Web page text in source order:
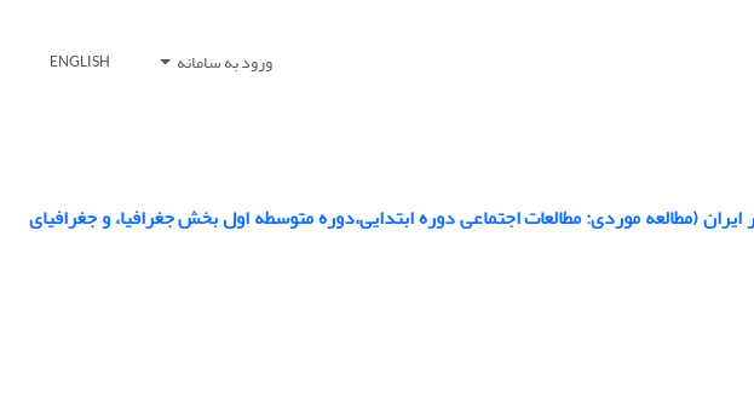
ورود به سامانه ENGLISH
(مطالعه موردی: مطالعات اجتماعی دوره ابتدایی،دوره متوسطه اول بخش جغرافیا، و جغرافیای